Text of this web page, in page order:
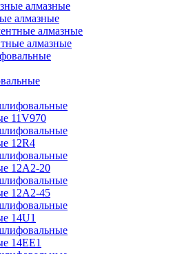
алмазные
алмазные
11V970
12R4
12А2-20
12А2-45
14U1
14ЕЕ1